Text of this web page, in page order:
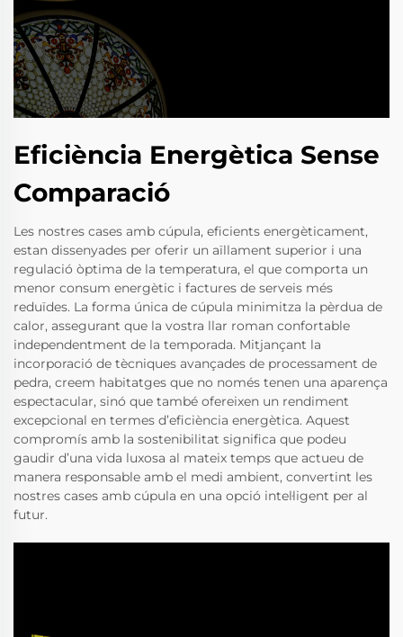
Eficiència Energètica Sense
Comparació
Les nostres cases amb cúpula, eficients energèticament,
estan dissenyades per oferir un aïllament superior i una
regulació òptima de la temperatura, el que comporta un
menor consum energètic i factures de serveis més
reduïdes. La forma única de cúpula minimitza la pèrdua de
calor, assegurant que la vostra llar roman confortable
independentment de la temporada. Mitjançant la
incorporació de tècniques avançades de processament de
pedra, creem habitatges que no només tenen una aparença
espectacular, sinó que també ofereixen un rendiment
excepcional en termes d’eficiència energètica. Aquest
compromís amb la sostenibilitat significa que podeu
gaudir d’una vida luxosa al mateix temps que actueu de
manera responsable amb el medi ambient, convertint les
nostres cases amb cúpula en una opció intel·ligent per al
futur.